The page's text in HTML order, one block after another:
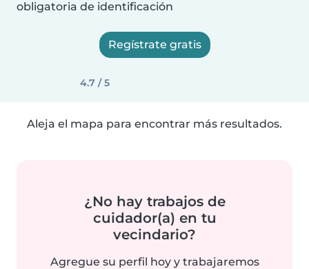
obligatoria de identificación
Regístrate gratis
4.7 / 5
Aleja el mapa para encontrar más resultados.
¿No hay trabajos de
cuidador(a) en tu
vecindario?
Agregue su perfil hoy y trabajaremos